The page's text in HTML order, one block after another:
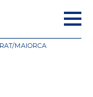
/MAIORCA